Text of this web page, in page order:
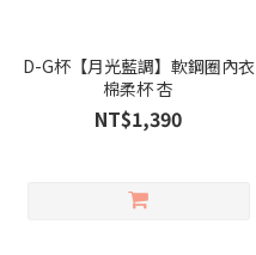
D-G杯【月光藍調】軟鋼圈內衣
棉柔杯 杏
NT$1,390